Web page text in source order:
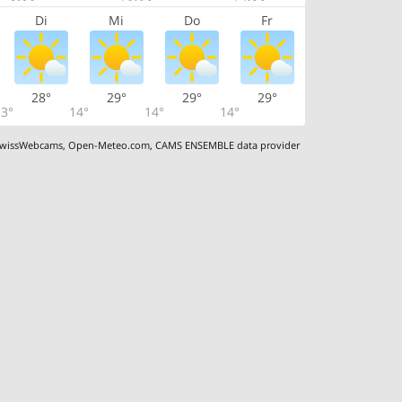
Di Mi Do Fr
28°
14°
29°
14°
29°
14°
29°
,Open-Meteo.com,CAMS ENSEMBLE data provider